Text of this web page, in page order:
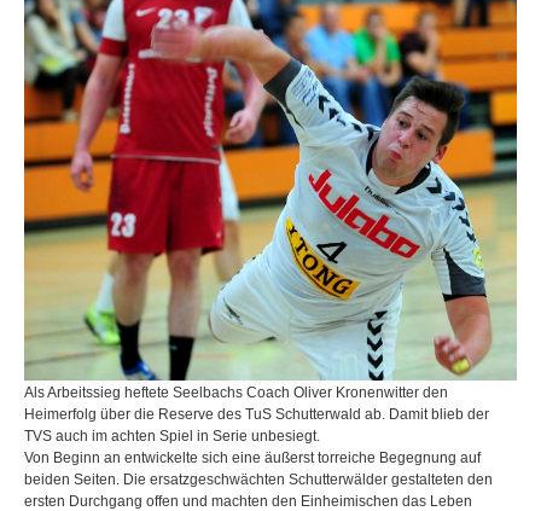
Als Arbeitssieg heftete Seelbachs Coach Oliver Kronenwitter den
Heimerfolg über die Reserve des TuS Schutterwald ab. Damit blieb der
TVS auch im achten Spiel in Serie unbesiegt.
Von Beginn an entwickelte sich eine äußerst torreiche Begegnung auf
beiden Seiten. Die ersatzgeschwächten Schutterwälder gestalteten den
ersten Durchgang offen und machten den Einheimischen das Leben